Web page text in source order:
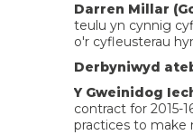
Darren Millar
teulu yn cynnig
o'r cyfleusterau
Derbyniwyd
Y Gweinidog
contract for 2015-
practices to make